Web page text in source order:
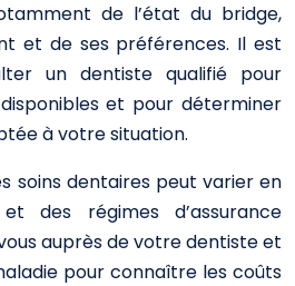
de l’état du bridge,
et de ses préférences. Il est
un dentiste qualifié pour
et pour déterminer
à votre situation.
soins dentaires peut varier en
des régimes d’assurance
auprès de votre dentiste et
pour connaître les coûts